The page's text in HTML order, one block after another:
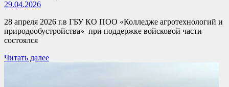
29.04.2026
28 апреля 2026 г.в ГБУ КО ПОО «Колледже агротехнологий и
природообустройства» при поддержке войсковой части
состоялся
Читать далее